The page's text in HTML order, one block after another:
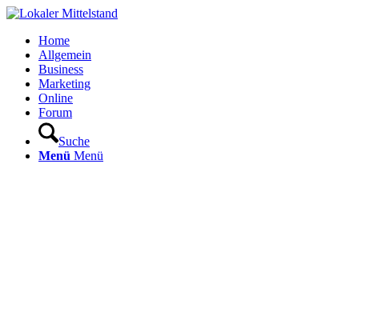
Home
Allgemein
Business
Marketing
Online
Forum
Suche
Menü Menü